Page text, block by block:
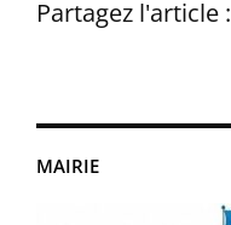
MAIRIE
Partagez l'article :